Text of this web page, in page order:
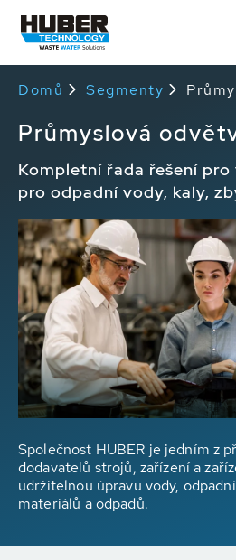
Domů Segmenty
Průmyslová
Kompletní řada řešení
pro odpadní vody, kaly,
Společnost HUBER je jedním z
dodavatelů strojů, zařízení a
udržitelnou úpravu vody,
materiálů a odpadů.